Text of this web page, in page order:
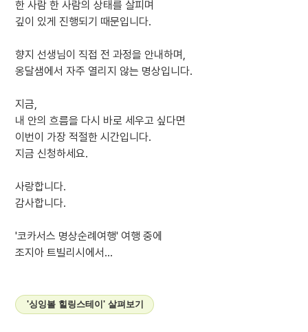
한 사람 한 사람의 상태를 살피며
깊이 있게 진행되기 때문입니다.
향지 선생님이 직접 전 과정을 안내하며,
옹달샘에서 자주 열리지 않는 명상입니다.
지금,
내 안의 흐름을 다시 바로 세우고 싶다면
이번이 가장 적절한 시간입니다.
지금 신청하세요.
사랑합니다.
감사합니다.
'코카서스 명상순례여행' 여행 중에
조지아 트빌리시에서...
'싱잉볼 힐링스테이' 살펴보기